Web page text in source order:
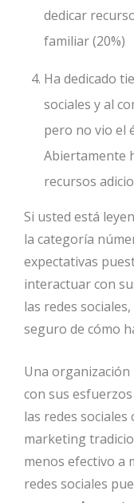
dedicar
familiar (20%)
Ha dedicado
sociales y al
pero no vio el
Abiertamente
recursos
Si usted está
la categoría
expectativas
interactuar con
las redes
seguro de cómo
Una
con sus
las redes sociales
marketing
menos efectivo a
redes sociales